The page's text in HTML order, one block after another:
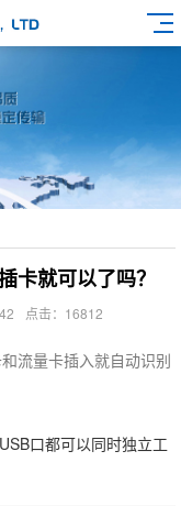
卡就可以了吗？
点击：16812
流量卡插入就自动识别
口都可以同时独立工